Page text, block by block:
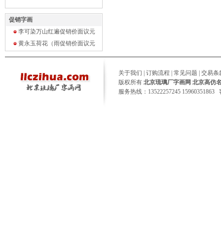
促销字画
李可染万山红遍促销价面议元
黄永玉荷花（雨促销价面议元
关于我们 订购流程 常见问题
交易条
版权所有 北京琉璃厂字画网 北京高仿
服务热线：13522257245 15960351863